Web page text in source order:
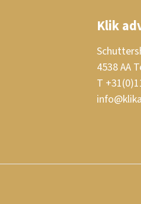
Klik
4538 AA
T